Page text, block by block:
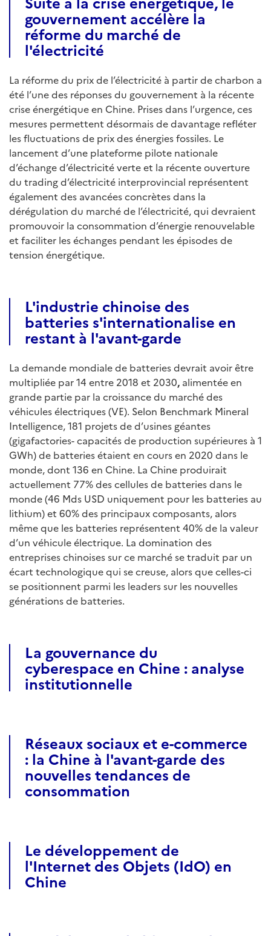
gouvernement accélère la
réforme du marché de
l'électricité
La réforme du prix de l’électricité à partir de charbon a
été l’une des réponses du gouvernement à la récente
crise énergétique en Chine. Prises dans l’urgence, ces
mesures permettent désormais de davantage refléter
les fluctuations de prix des énergies fossiles. Le
lancement d’une plateforme pilote nationale
d’échange d’électricité verte et la récente ouverture
du trading d’électricité interprovincial représentent
également des avancées concrètes dans la
dérégulation du marché de l’électricité, qui devraient
promouvoir la consommation d’énergie renouvelable
et faciliter les échanges pendant les épisodes de
tension énergétique.
L'industrie chinoise des
batteries s'internationalise en
restant à l'avant-garde
La demande mondiale de batteries devrait avoir être
multipliée par 14 entre 2018 et 2030, alimentée en
grande partie par la croissance du marché des
véhicules électriques (VE). Selon Benchmark Mineral
Intelligence, 181 projets de d’usines géantes
(gigafactories- capacités de production supérieures à 1
GWh) de batteries étaient en cours en 2020 dans le
monde, dont 136 en Chine. La Chine produirait
actuellement 77% des cellules de batteries dans le
monde (46 Mds USD uniquement pour les batteries au
lithium) et 60% des principaux composants, alors
même que les batteries représentent 40% de la valeur
d’un véhicule électrique. La domination des
entreprises chinoises sur ce marché se traduit par un
écart technologique qui se creuse, alors que celles-ci
se positionnent parmi les leaders sur les nouvelles
générations de batteries.
La gouvernance du
cyberespace en Chine : analyse
institutionnelle
Réseaux sociaux et e-commerce
: la Chine à l'avant-garde des
nouvelles tendances de
consommation
Le développement de
l'Internet des Objets (IdO) en
Chine